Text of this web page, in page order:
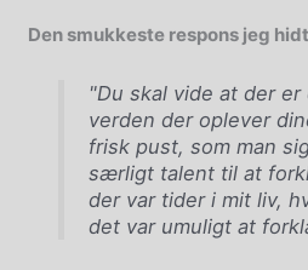
Den smukkeste respons jeg
"Du skal vide at der
verden der oplever
frisk pust, som man
særligt talent til at
der var tider i mit liv,
det var umuligt at